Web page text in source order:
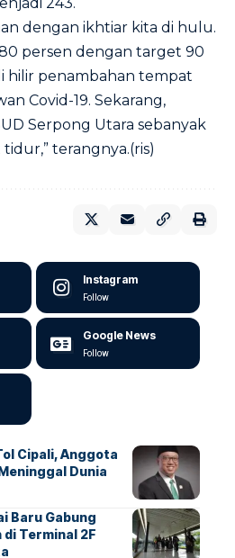
dengan ikhtiar kita di hulu.
persen dengan target 90
hilir penambahan tempat
Covid-19. Sekarang,
Serpong Utara sebanyak
terangnya.(ris)
Instagram
Follow
Google News
Follow
Cipali, Anggota
Dunia
Baru Gabung
di Terminal 2F